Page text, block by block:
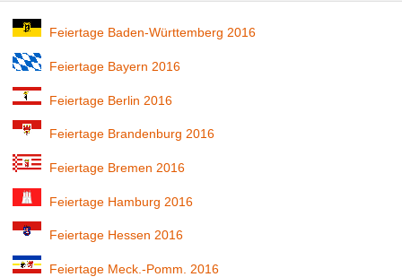
Feiertage Baden-Württemberg 2016
Feiertage Bayern 2016
Feiertage Berlin 2016
Feiertage Brandenburg 2016
Feiertage Bremen 2016
Feiertage Hamburg 2016
Feiertage Hessen 2016
Feiertage Meck.-Pomm. 2016